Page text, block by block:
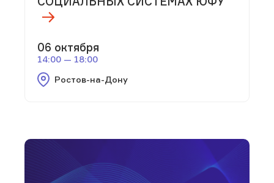
06 октября
14:00 — 18:00
Ростов-на-Дону